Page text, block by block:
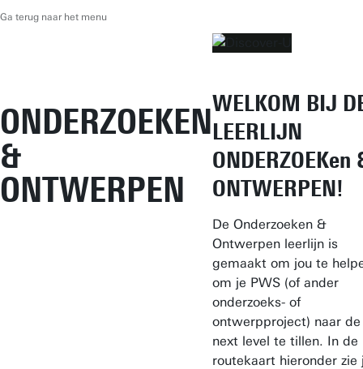
Ga terug naar het menu
ONDERZOEKEN
&
ONTWERPEN
WELKOM BIJ
LEERLIJN
ONDERZOEKen
ONTWERPEN!
De Onderzoeken &
Ontwerpen leerlijn is
gemaakt om jou te
om je PWS (of ander
onderzoeks- of
ontwerpproject) naar de
next level te tillen. In de
routekaart hieronder zie